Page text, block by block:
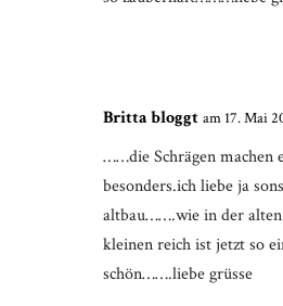
Britta bloggt am 17. Mai
……die Schrägen machen
besonders.ich liebe ja
altbau…….wie in der
kleinen reich ist jetzt so
schön…….liebe grüsse